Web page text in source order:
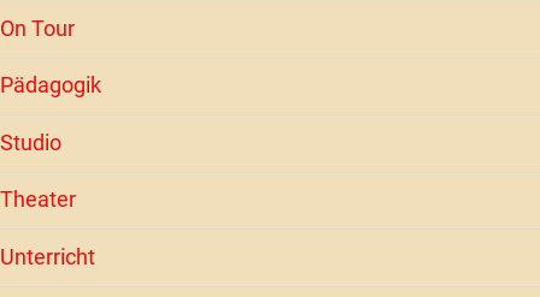
On Tour
Pädagogik
Studio
Theater
Unterricht